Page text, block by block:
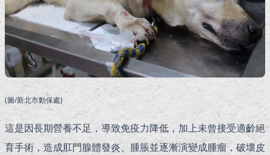
(圖/新北市動保處)
這是因長期營養不足，導致免疫力降低，加上未曾接受適齡絕
育手術，造成肛門腺體發炎、腫脹並逐漸演變成腫瘤，破壞皮